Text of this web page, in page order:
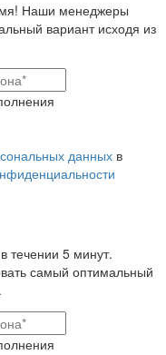
Наши менеджеры
вариант исходя из
данных в
течении 5 минут.
самый оптимальный